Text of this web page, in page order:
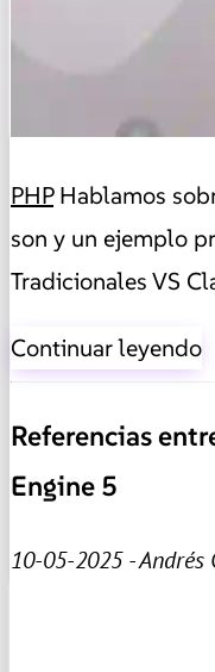
PHP Hablamos
son y un ejemplo
Tradicionales VS
Continuar leyendo
Referencias
Engine 5
10-05-2025 - Andrés